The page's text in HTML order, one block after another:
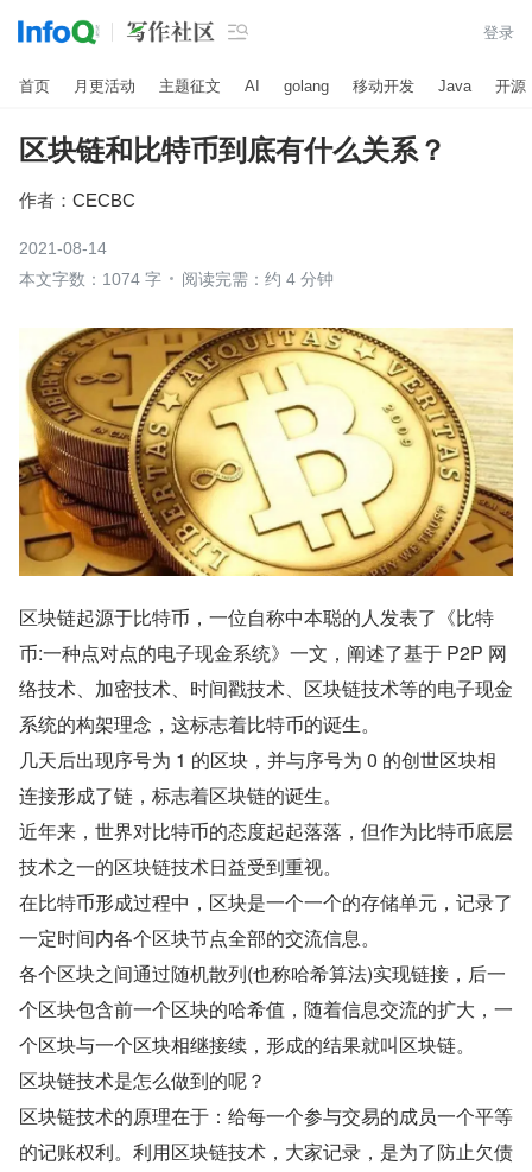
 登录
首页 月更活动 主题征文 AI golang 移动开发 Java 开源
区块链和比特币到底有什么关系？
作者： CECBC
2021-08-14
本文字数：1074 字
阅读完需：约 4 分钟
区块链起源于比特币，一位自称中本聪的人发表了《比特
币:一种点对点的电子现金系统》一文，阐述了基于 P2P 网
络技术、加密技术、时间戳技术、区块链技术等的电子现金
系统的构架理念，这标志着比特币的诞生。
几天后出现序号为 1 的区块，并与序号为 0 的创世区块相
连接形成了链，标志着区块链的诞生。
近年来，世界对比特币的态度起起落落，但作为比特币底层
技术之一的区块链技术日益受到重视。
在比特币形成过程中，区块是一个一个的存储单元，记录了
一定时间内各个区块节点全部的交流信息。
各个区块之间通过随机散列(也称哈希算法)实现链接，后一
个区块包含前一个区块的哈希值，随着信息交流的扩大，一
个区块与一个区块相继接续，形成的结果就叫区块链。
区块链技术是怎么做到的呢？
区块链技术的原理在于：给每一个参与交易的成员一个平等
的记账权利。利用区块链技术，大家记录，是为了防止欠债